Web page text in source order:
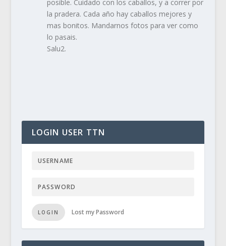
posible. Cuidado con los caballos, y a correr por
la pradera. Cada año hay caballos mejores y
mas bonitos. Mandarnos fotos para ver como
lo pasais.
Salu2.
LOGIN USER TTN
LOGIN Lost my Password